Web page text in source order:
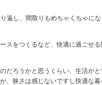
返し、間取りもめちゃくちゃに
スをつくるなど、快適に過ごせ
だろうかと思うくらい、生活が
、狭さは感じないですし快適な